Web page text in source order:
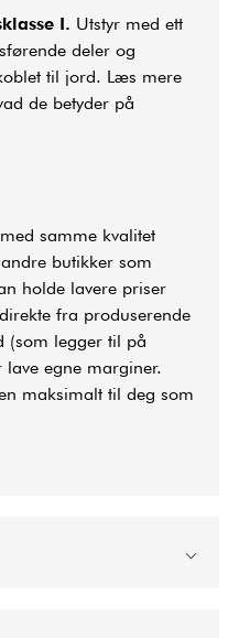
I. Utstyr med ett
deler og
til jord. Læs mere
de betyder på
samme kvalitet
butikker som
holde lavere priser
fra produserende
(som legger til på
egne marginer.
maksimalt til deg som